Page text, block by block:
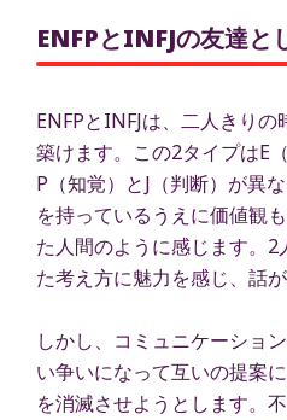
ENFPとINFJの友達と
ENFPとINFJは、二人きり
築けます。この2タイプはE
P（知覚）とJ（判断）が異
を持っているうえに価値観
た人間のように感じます。
た考え方に魅力を感じ、話
しかし、コミュニケーショ
い争いになって互いの提案
を消滅させようとします。